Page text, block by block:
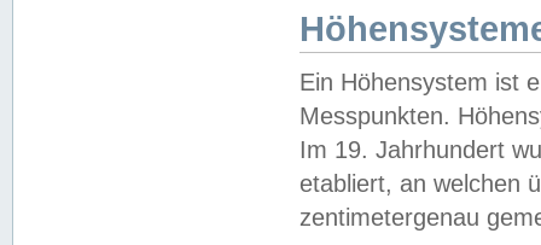
Ein Höhensystem ist
Messpunkten.
Im 19. Jahrhundert
etabliert, an welchen
zentimetergenau